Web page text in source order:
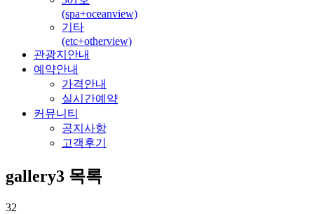
(spa+oceanview)
기타
(etc+otherview)
관광지안내
예약안내
가격안내
실시간예약
커뮤니티
공지사항
고객후기
gallery3 목록
32